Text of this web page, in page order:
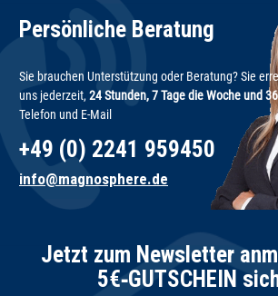
Persönliche Beratung
Sie brauchen Unterstützung oder Beratung? Sie
uns jederzeit,24 Stunden, 7 Tage die Woche und
Telefon und E-Mail
+49 (0) 2241 959450
info@magnosphere.de
Jetzt zum Newsletter
5€‑GUTSCHEIN